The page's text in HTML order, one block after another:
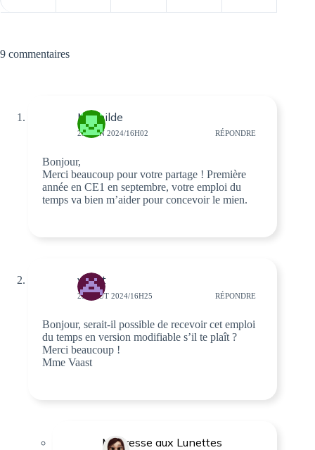
9 commentaires
Mathilde
23 JUIN 2024/16H02 RÉPONDRE
Bonjour,
Merci beaucoup pour votre partage ! Première
année en CE1 en septembre, votre emploi du
temps va bien m’aider pour concevoir le mien.
vaast
25 AOÛT 2024/16H25 RÉPONDRE
Bonjour, serait-il possible de recevoir cet emploi
du temps en version modifiable s’il te plaît ?
Merci beaucoup !
Mme Vaast
Maîtresse aux Lunettes